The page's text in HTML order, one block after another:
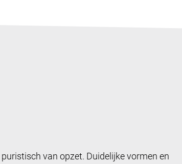
van opzet. Duidelijke vormen en